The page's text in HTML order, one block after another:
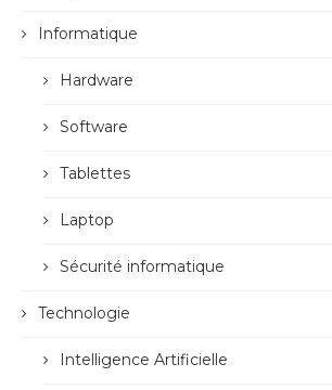
Informatique
Hardware
Software
Tablettes
Laptop
Sécurité informatique
Technologie
Intelligence Artificielle